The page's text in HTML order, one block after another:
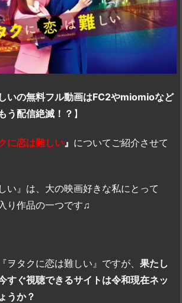
いの無料フル動画はFC2やmiomioなど
う配信絶滅！？ 】
に恋は難しい』 についてご紹介させて
い』は、大の映画好きな私にとって
り作品の一つです♫
ヲタクに恋は難しい』ですが、 果たし
すぐ視聴できるサイトは令和現在ネッ
うか？